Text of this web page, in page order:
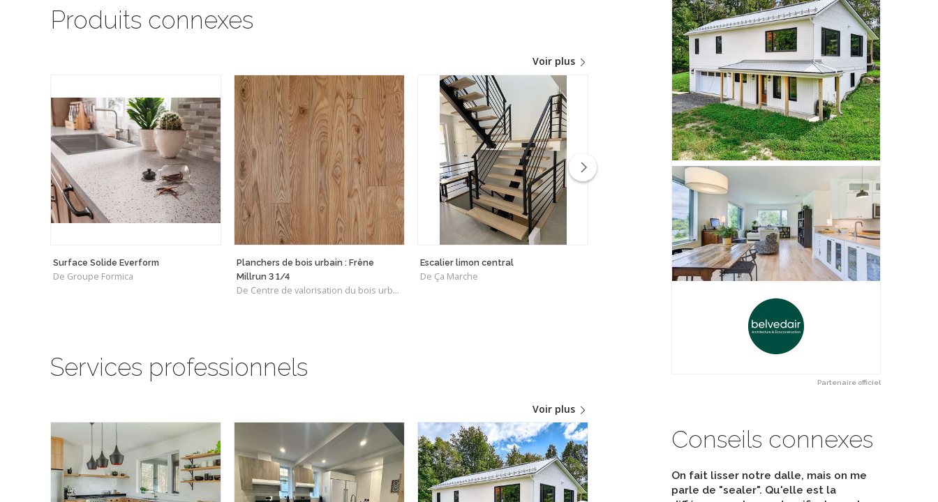
Partenaire officiel
Conseils connexes
On fait lisser notre dalle, mais on me
parle de "sealer". Qu'elle est la
Produits connexes
Voir plus
Surface Solide Everform
De Groupe Formica
Planchers de bois urbain : Frêne
Millrun 3 1/4
De Centre de valorisation du bois urbain
Escalier limon central
De Ça Marche
Durabella Terrazzo sans Joints
De Duracryl International INC
Structure bois Lamellé-collé
De Ambiance Bois Structure
Services professionnels
Voir plus